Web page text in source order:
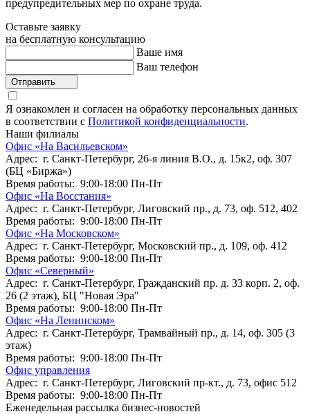
предупредительных мер по охране труда.
Оставьте заявку
на бесплатную консультацию
Ваше имя
Ваш телефон
Отправить
Я ознакомлен и согласен на обработку персональных данных
в соответствии с Политикой конфиденциальности.
Наши филиалы
Офис «На Васильевском»
Адрес: г. Санкт-Петербург, 26-я линия В.О., д. 15к2, оф. 307
(БЦ «Биржа»)
Время работы: 9:00-18:00 Пн-Пт
Офис «На Восстания»
Адрес: г. Санкт-Петербург, Лиговский пр., д. 73, оф. 512, 402
Время работы: 9:00-18:00 Пн-Пт
Офис «На Московском»
Адрес: г. Санкт-Петербург, Московский пр., д. 109, оф. 412
Время работы: 9:00-18:00 Пн-Пт
Офис «Северный»
Адрес: г. Санкт-Петербург, Гражданский пр. д. 33 корп. 2, оф.
26 (2 этаж), БЦ "Новая Эра"
Время работы: 9:00-18:00 Пн-Пт
Офис «На Ленинском»
Адрес: г. Санкт-Петербург, Трамвайный пр., д. 14, оф. 305 (3
этаж)
Время работы: 9:00-18:00 Пн-Пт
Офис управления
Адрес: г. Санкт-Петербург, Лиговский пр-кт., д. 73, офис 512
Время работы: 9:00-18:00 Пн-Пт
Еженедельная рассылка бизнес-новостей